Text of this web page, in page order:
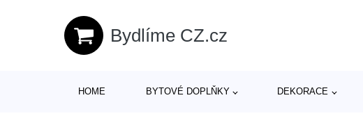
Bydlíme CZ.cz
HOME BYTOVÉ DOPLŇKY DEKORACE